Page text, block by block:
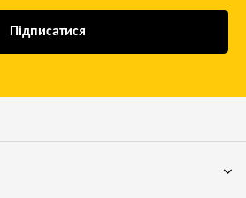
Підписатися